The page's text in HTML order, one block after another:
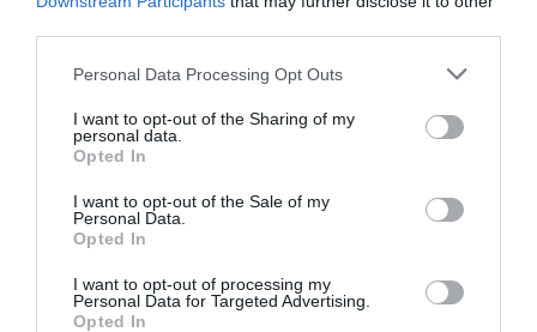
Personal Data Processing Opt Outs
I want to opt-out of the Sharing of my
personal data.
Opted In
I want to opt-out of the Sale of my
Personal Data.
Opted In
I want to opt-out of processing my
Personal Data for Targeted Advertising.
Opted In